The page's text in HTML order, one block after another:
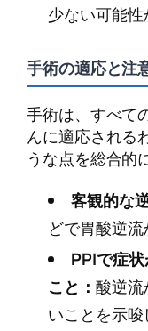
少ない可能
手術の適応と注
手術は、すべて
んに適応される
うな点を総合的
客観的な
どで胃酸逆流
PPIで症
こと： 酸逆
いことを示唆